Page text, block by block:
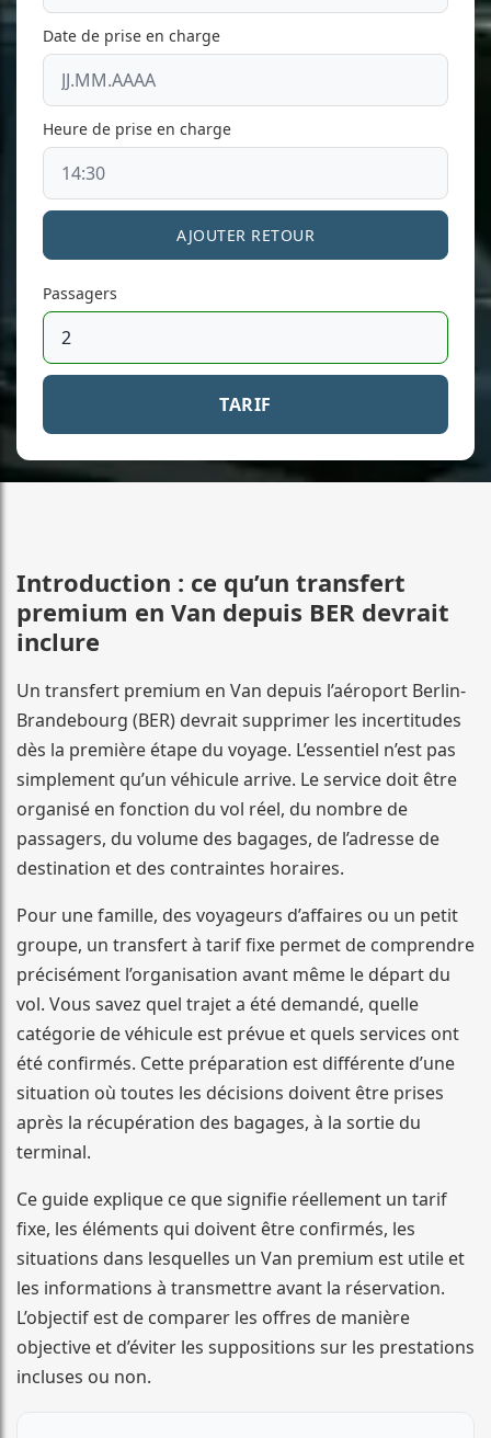
Date de prise en charge
Heure de prise en charge
AJOUTER RETOUR
Passagers
TARIF
Introduction : ce qu’un transfert
premium en Van depuis BER devrait
inclure
Un transfert premium en Van depuis l’aéroport Berlin-
Brandebourg (BER) devrait supprimer les incertitudes
dès la première étape du voyage. L’essentiel n’est pas
simplement qu’un véhicule arrive. Le service doit être
organisé en fonction du vol réel, du nombre de
passagers, du volume des bagages, de l’adresse de
destination et des contraintes horaires.
Pour une famille, des voyageurs d’affaires ou un petit
groupe, un transfert à tarif fixe permet de comprendre
précisément l’organisation avant même le départ du
vol. Vous savez quel trajet a été demandé, quelle
catégorie de véhicule est prévue et quels services ont
été confirmés. Cette préparation est différente d’une
situation où toutes les décisions doivent être prises
après la récupération des bagages, à la sortie du
terminal.
Ce guide explique ce que signifie réellement un tarif
fixe, les éléments qui doivent être confirmés, les
situations dans lesquelles un Van premium est utile et
les informations à transmettre avant la réservation.
L’objectif est de comparer les offres de manière
objective et d’éviter les suppositions sur les prestations
incluses ou non.